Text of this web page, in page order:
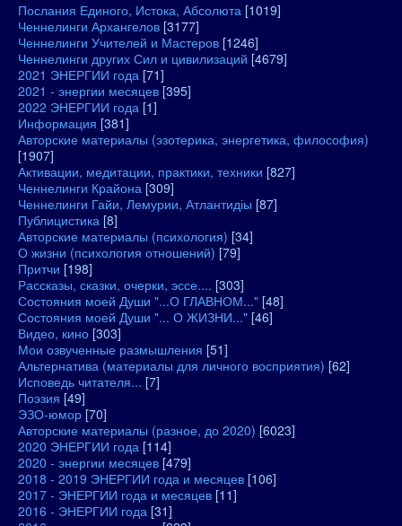
Послания Единого, Истока, Абсолюта [1019]
Ченнелинги Архангелов [3177]
Ченнелинги Учителей и Мастеров [1246]
Ченнелинги других Сил и цивилизаций [4679]
2021 ЭНЕРГИИ года [71]
2021 - энергии месяцев [395]
2022 ЭНЕРГИИ года [1]
Информация [381]
Авторские материалы (эзотерика, энергетика, философия)
[1907]
Активации, медитации, практики, техники [827]
Ченнелинги Крайона [309]
Ченнелинги Гайи, Лемурии, Атлантидіы [87]
Публицистика [8]
Авторские материалы (психология) [34]
О жизни (психология отношений) [79]
Притчи [198]
Рассказы, сказки, очерки, эссе.... [303]
Состояния моей Души "...О ГЛАВНОМ..." [48]
Состояния моей Души "... О ЖИЗНИ..." [46]
Видео, кино [303]
Мои озвученные размышления [51]
Альтернатива (материалы для личного восприятия) [62]
Исповедь читателя... [7]
Поэзия [49]
ЭЗО-юмор [70]
Авторские материалы (разное, до 2020) [6023]
2020 ЭНЕРГИИ года [114]
2020 - энергии месяцев [479]
2018 - 2019 ЭНЕРГИИ года и месяцев [106]
2017 - ЭНЕРГИИ года и месяцев [11]
2016 - ЭНЕРГИИ года [31]